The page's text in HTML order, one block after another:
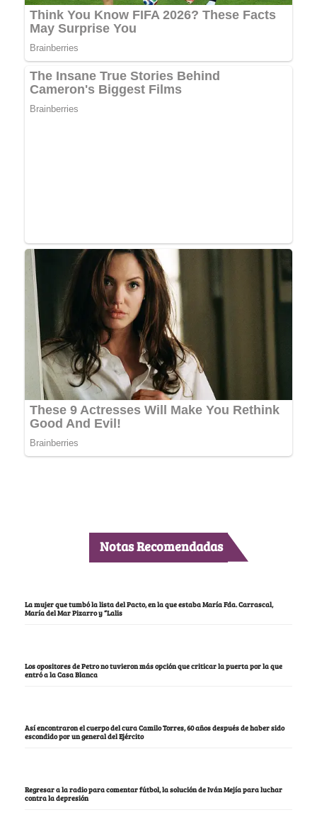
Notas Recomendadas
La mujer que tumbó la lista del Pacto, en la que estaba María Fda. Carrascal,
María del Mar Pizarro y “Lalis
Los opositores de Petro no tuvieron más opción que criticar la puerta por la que
entró a la Casa Blanca
Así encontraron el cuerpo del cura Camilo Torres, 60 años después de haber sido
escondido por un general del Ejército
Regresar a la radio para comentar fútbol, la solución de Iván Mejía para luchar
contra la depresión